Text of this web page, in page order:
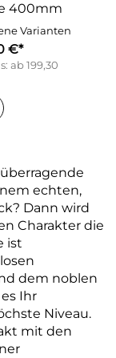
400mm
Varianten
€*
ab 199,30
echten,
Dann wird
Charakter die
ist
dem noblen
Ihr
Niveau.
mit den